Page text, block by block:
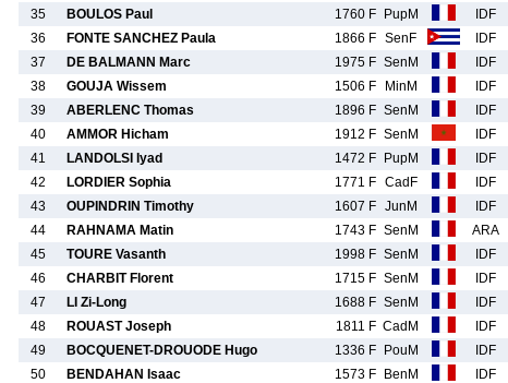
35
BOULOS Paul 1760 F PupM IDF
36
FONTE SANCHEZ Paula 1866 F SenF IDF
37
DE BALMANN Marc 1975 F SenM IDF
38
GOUJA Wissem 1506 F MinM IDF
39
ABERLENC Thomas 1896 F SenM IDF
40
AMMOR Hicham 1912 F SenM IDF
41
LANDOLSI Iyad 1472 F PupM IDF
42
LORDIER Sophia 1771 F CadF IDF
43
OUPINDRIN Timothy 1607 F JunM IDF
44
RAHNAMA Matin 1743 F SenM ARA
45
TOURE Vasanth 1998 F SenM IDF
46
CHARBIT Florent 1715 F SenM IDF
47
LI Zi-Long 1688 F SenM IDF
48
ROUAST Joseph 1811 F CadM IDF
49
BOCQUENET-DROUODE Hugo 1336 F PouM IDF
50
BENDAHAN Isaac 1573 F BenM IDF